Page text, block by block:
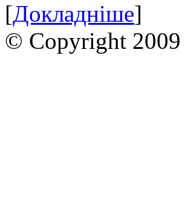
[Докладніше]
© Copyright